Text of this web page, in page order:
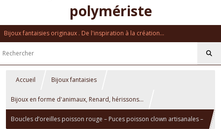
polymériste
Bijoux fantaisies originaux . De l'inspiration à la création...
Accueil Bijoux fantaisies
Bijoux en forme d'animaux, Renard, hérissons...
Boucles d’oreilles poisson rouge – Puces poisson clown artisanales –